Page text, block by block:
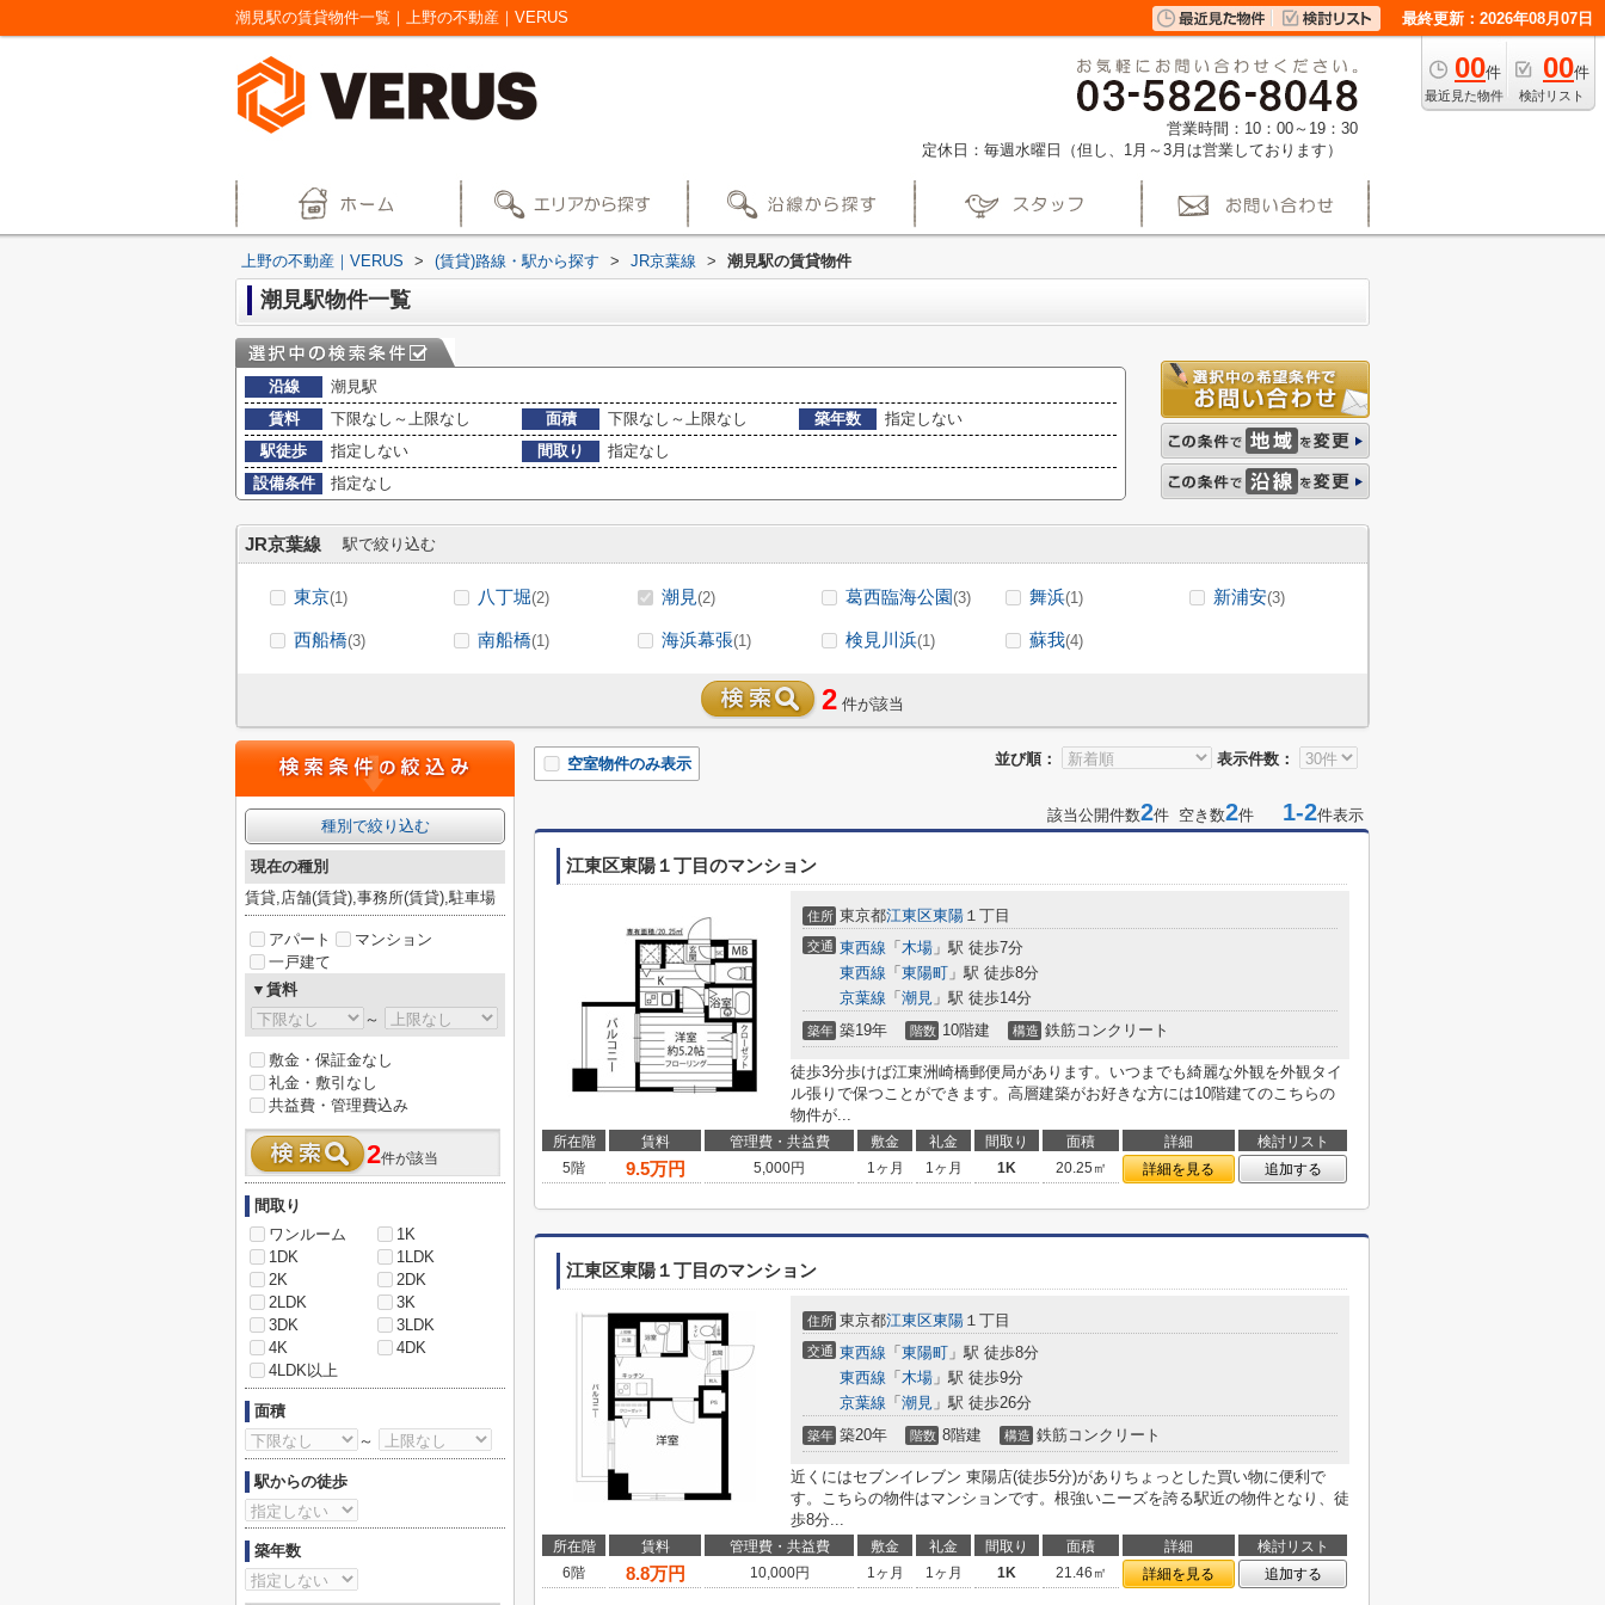
潮見駅の賃貸物件一覧｜上野の不動産｜VERUS 最終更新：2026年08月07日
00件
最近見た物件
00件
検討リスト
営業時間：10：00～19：30
定休日：毎週水曜日（但し、1月～3月は営業しております）
上野の不動産｜VERUS > (賃貸)路線・駅から探す > JR京葉線 > 潮見駅の賃貸物件
潮見駅物件一覧
沿線
潮見駅
賃料
下限なし～上限なし 面積 下限なし～上限なし 築年数
指定しない
駅徒歩
指定しない 間取り
指定なし
設備条件
指定なし
JR京葉線 駅で絞り込む
東京(1) 八丁堀(2) 潮見(2) 葛西臨海公園(3) 舞浜(1) 新浦安(3)
西船橋(3) 南船橋(1) 海浜幕張(1) 検見川浜(1) 蘇我(4)
2 件が該当
並び順： 表示件数：
空室物件のみ表示
該当公開件数2件 空き数2件 1-2件表示
江東区東陽１丁目のマンション
住所 東京都江東区東陽 １丁目
交通 東西線 「 木場 」駅 徒歩7分
東西線 「 東陽町 」駅 徒歩8分
京葉線 「 潮見 」駅 徒歩14分
築年 築19年 階数 10階建 構造 鉄筋コンクリート
徒歩3分歩けば江東洲崎橋郵便局があります。いつまでも綺麗な外観を外観タイ
ル張りで保つことができます。高層建築がお好きな方には10階建てのこちらの
物件が...
所在階 賃料 管理費・共益費 敷金 礼金 間取り 面積 詳細
検討リスト
5階
9.5万円 5,000円 1ヶ月 1ヶ月 1K 20.25㎡ 詳細を見る 追加する
江東区東陽１丁目のマンション
住所 東京都江東区東陽 １丁目
交通 東西線 「 東陽町 」駅 徒歩8分
東西線 「 木場 」駅 徒歩9分
京葉線 「 潮見 」駅 徒歩26分
築年 築20年 階数 8階建 構造 鉄筋コンクリート
近くにはセブンイレブン 東陽店(徒歩5分)がありちょっとした買い物に便利で
す。こちらの物件はマンションです。根強いニーズを誇る駅近の物件となり、徒
歩8分...
所在階 賃料 管理費・共益費 敷金 礼金 間取り 面積 詳細
検討リスト
6階
8.8万円 10,000円 1ヶ月 1ヶ月 1K 21.46㎡ 詳細を見る 追加する
種別で絞り込む
現在の種別
賃貸,店舗(賃貸),事務所(賃貸),駐車場
アパート
マンション
一戸建て
▼賃料
～
敷金・保証金なし
礼金・敷引なし
共益費・管理費込み
2件が該当
間取り
ワンルーム
1K
1DK
1LDK
2K
2DK
2LDK
3K
3DK
3LDK
4K
4DK
4LDK以上
面積
～
駅からの徒歩
築年数